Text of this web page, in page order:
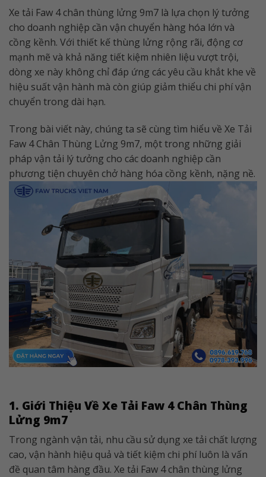
Xe tải Faw 4 chân thùng lửng 9m7 là lựa chọn lý tưởng
cho doanh nghiệp cần vận chuyển hàng hóa lớn và
cồng kềnh. Với thiết kế thùng lửng rộng rãi, động cơ
mạnh mẽ và khả năng tiết kiệm nhiên liệu vượt trội,
dòng xe này không chỉ đáp ứng các yêu cầu khắt khe về
hiệu suất vận hành mà còn giúp giảm thiểu chi phí vận
chuyển trong dài hạn.
Trong bài viết này, chúng ta sẽ cùng tìm hiểu về Xe Tải
Faw 4 Chân Thùng Lửng 9m7, một trong những giải
pháp vận tải lý tưởng cho các doanh nghiệp cần
phương tiện chuyên chở hàng hóa cồng kềnh, nặng nề.
1. Giới Thiệu Về Xe Tải Faw 4 Chân Thùng
Lửng 9m7
Trong ngành vận tải, nhu cầu sử dụng xe tải chất lượng
cao, vận hành hiệu quả và tiết kiệm chi phí luôn là vấn
đề quan tâm hàng đầu. Xe tải Faw 4 chân thùng lửng